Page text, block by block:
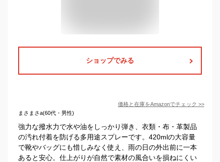
ショップでみる
価格と在庫をAmazonでチェック >>
まさまさa(60代・男性)
強力な撥水力で水や油をしっかり弾き、衣類・布・革製品
の汚れ付着を防げる多用途スプレーです。420mlの大容量
で靴やバッグにも惜しみなく使え、雨の日の外出前に一本
あると安心。仕上がりが自然で素材の風合いを損ねにくい